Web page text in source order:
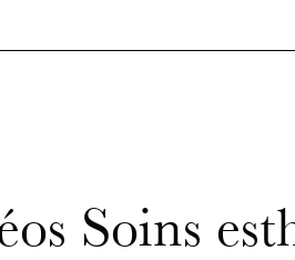
Soins